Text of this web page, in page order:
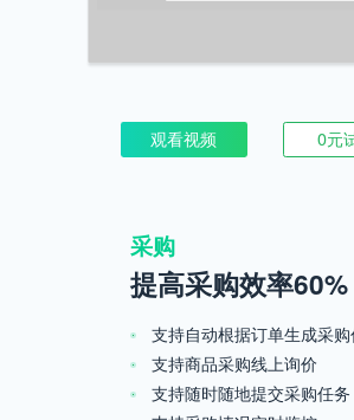
观看视频 0元
采购
提高采购效率60%
支持自动根据订单生成采购
支持商品采购线上询价
支持随时随地提交采购任务